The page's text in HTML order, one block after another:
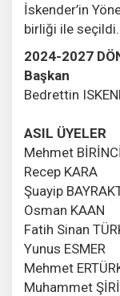
İskender’in
birliği ile seçildi.
2024-2027
Başkan
Bedrettin
ASIL ÜYELER
Mehmet BİRİNCİ
Recep KARA
Şuayip
Osman KAAN
Fatih Sinan
Yunus ESMER
Mehmet
Muhammet